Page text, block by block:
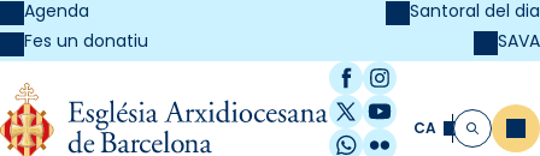
Agenda
Fes un donatiu
Santoral del dia
SAVA
Facebook
Instagram
X / Twitter
YouTube
WhatsApp
FlickrCA Cerca